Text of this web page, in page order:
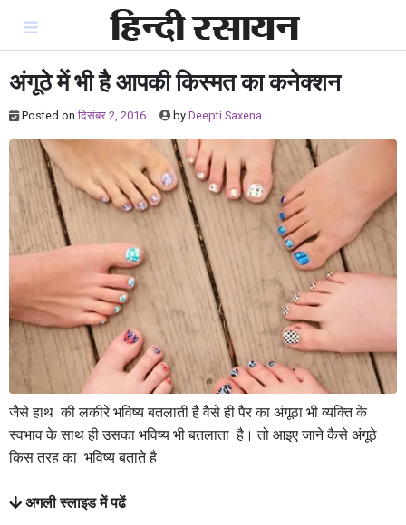
content
अंगूठे में भी है आपकी किस्मत का कनेक्शन
Posted on दिसंबर 2, 2016 by Deepti Saxena
जैसे हाथ की लकीरे भविष्य बतलाती है वैसे ही पैर का अंगूठा भी व्यक्ति के
स्वभाव के साथ ही उसका भविष्य भी बतलाता है। तो आइए जाने कैसे अंगूठे
किस तरह का भविष्य बताते है
अगली स्लाइड में पढें